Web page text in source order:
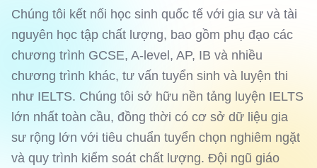
Chúng tôi kết nối học sinh quốc tế với gia sư và tài
nguyên học tập chất lượng, bao gồm phụ đạo các
chương trình GCSE, A-level, AP, IB và nhiều
chương trình khác, tư vấn tuyển sinh và luyện thi
như IELTS. Chúng tôi sở hữu nền tảng luyện IELTS
lớn nhất toàn cầu, đồng thời có cơ sở dữ liệu gia
sư rộng lớn với tiêu chuẩn tuyển chọn nghiêm ngặt
và quy trình kiểm soát chất lượng. Đội ngũ giáo